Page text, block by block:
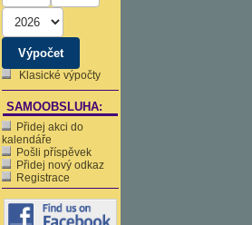
Klasické výpočty
SAMOOBSLUHA:
Přidej akci do
kalendáře
Pošli příspěvek
Přidej nový odkaz
Registrace